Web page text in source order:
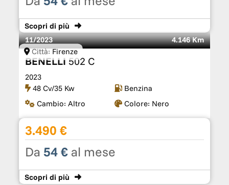
Scopri di più
Città: Firenze
11/2023 4.146 Km
BENELLI 502 C
2023
48 Cv/35 Kw
Benzina
Cambio: Altro Colore: Nero
3.490 €
Da 54 € al mese
Scopri di più